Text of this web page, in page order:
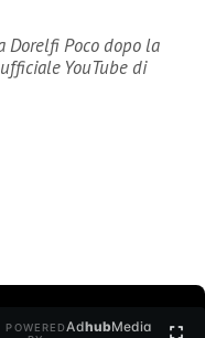
Dorelfi Poco dopo la
YouTube di
POWEREDAdhubMedia